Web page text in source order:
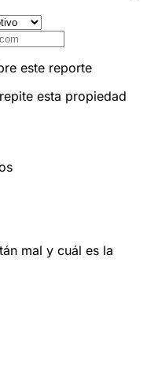
este reporte
esta propiedad
mal y cuál es la